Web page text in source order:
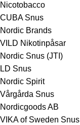
Nicotobacco
CUBA Snus
Nordic Brands
VILD Nikotinpåsar
Nordic Snus (JTI)
LD Snus
Nordic Spirit
Vårgårda Snus
Nordicgoods AB
VIKA of Sweden Snus